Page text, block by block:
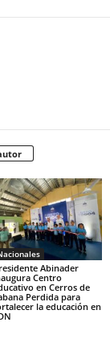
Abinader
Centro
en Cerros de
Perdida para
la educación en